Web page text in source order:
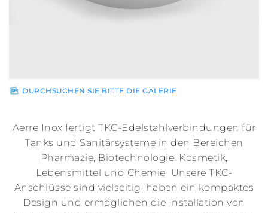
DURCHSUCHEN SIE BITTE DIE GALERIE
Aerre Inox fertigt TKC-Edelstahlverbindungen für
Tanks und Sanitärsysteme in den Bereichen
Pharmazie, Biotechnologie, Kosmetik,
Lebensmittel und Chemie Unsere TKC-
Anschlüsse sind vielseitig, haben ein kompaktes
Design und ermöglichen die Installation von